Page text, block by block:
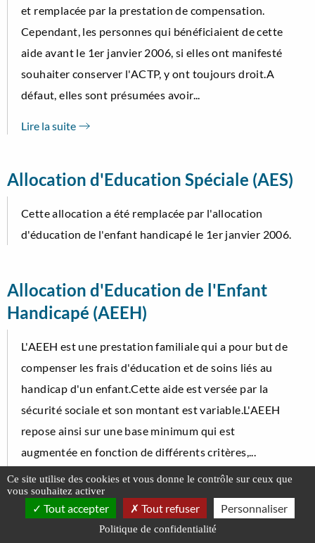
et remplacée par la prestation de compensation.
Cependant, les personnes qui bénéficiaient de cette
aide avant le 1er janvier 2006, si elles ont manifesté
souhaiter conserver l'ACTP, y ont toujours droit.A
défaut, elles sont présumées avoir...
Lire la suite
Allocation d'Education Spéciale (AES)
Cette allocation a été remplacée par l'allocation
d'éducation de l'enfant handicapé le 1er janvier 2006.
Allocation d'Education de l'Enfant
Handicapé (AEEH)
L'AEEH est une prestation familiale qui a pour but de
compenser les frais d'éducation et de soins liés au
handicap d'un enfant.Cette aide est versée par la
sécurité sociale et son montant est variable.L'AEEH
repose ainsi sur une base minimum qui est
augmentée en fonction de différents critères,...
Lire la suite
Allocations Familiales
Ce site utilise des cookies et vous donne le contrôle sur ceux que
vous souhaitez activer
Tout accepter Tout refuser Personnaliser
Politique de confidentialité